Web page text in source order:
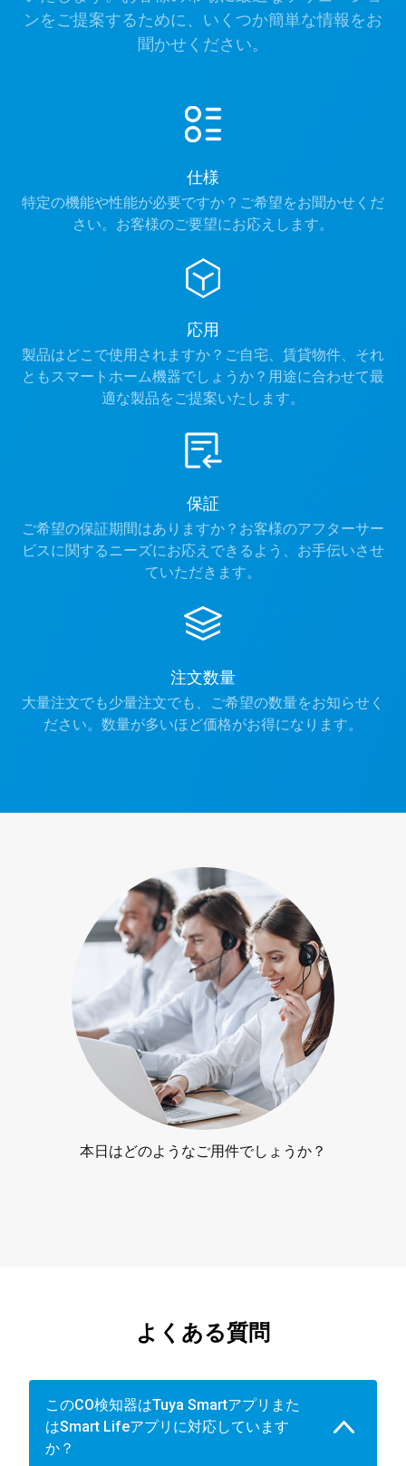
ンをご提案するために、いくつか簡単な情報をお
聞かせください。
仕様
特定の機能や性能が必要ですか？ご希望をお聞かせくだ
さい。お客様のご要望にお応えします。
応用
製品はどこで使用されますか？ご自宅、賃貸物件、それ
ともスマートホーム機器でしょうか？用途に合わせて最
適な製品をご提案いたします。
保証
ご希望の保証期間はありますか？お客様のアフターサー
ビスに関するニーズにお応えできるよう、お手伝いさせ
ていただきます。
注文数量
大量注文でも少量注文でも、ご希望の数量をお知らせく
ださい。数量が多いほど価格がお得になります。
本日はどのようなご用件でしょうか？
よくある質問
このCO検知器はTuya Smartアプリまた
はSmart Lifeアプリに対応しています
か？